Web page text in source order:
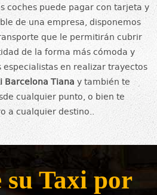
coches puede pagar con tarjeta y
de una empresa, disponemos
que le permitirán cubrir
de la forma más cómoda y
especialistas en realizar trayectos
Barcelona Tiana y también te
cualquier punto, o bien te
a cualquier destino..
su Taxi por